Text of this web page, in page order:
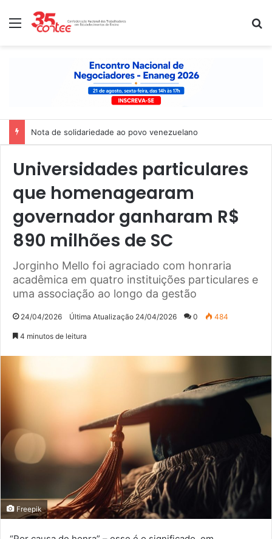
Menu
Nota de solidariedade ao povo venezuelano
Universidades particulares
que homenagearam
governador ganharam R$
890 milhões de SC
Jorginho Mello foi agraciado com honraria
acadêmica em quatro instituições particulares e
uma associação ao longo da gestão
24/04/2026 Última Atualização 24/04/2026 0 484
4 minutos de leitura
Freepik